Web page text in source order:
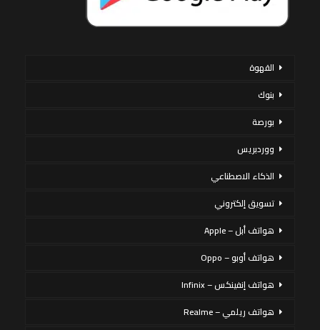
القهوة
بنوك
بورصة
ووردبريس
الذكاء الاصطناعي
تسويق إلكتروني
هواتف أبل – Apple
هواتف أوبو – Oppo
هواتف إنفينكس – Infinix
هواتف ريلمي – Realme